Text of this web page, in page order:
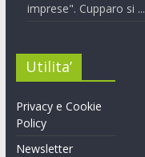
imprese". Cupparo si ...
Utilita’
Privacy e Cookie
Policy
Newsletter